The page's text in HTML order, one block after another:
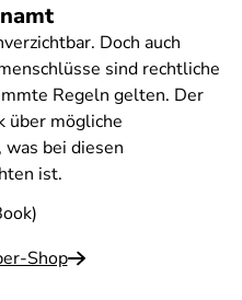
Doch auch
sind rechtliche
Regeln gelten. Der
über mögliche
bei diesen
ist.
Shop